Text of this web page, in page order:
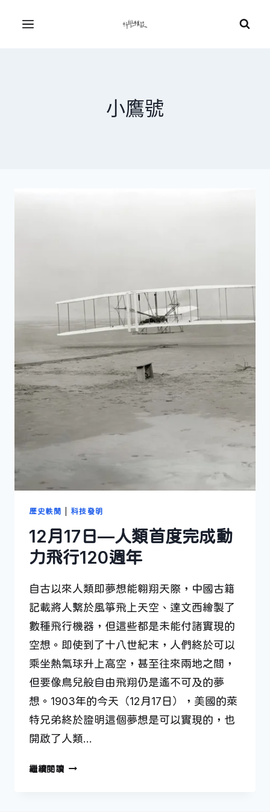
Menu
小鷹號
歷史軼聞 科技發明
12月17日—人類首度完成動
力飛行120週年
自古以來人類即夢想能翱翔天際，中國古籍
記載將人繫於風箏飛上天空、達文西繪製了
數種飛行機器，但這些都是未能付諸實現的
空想。即使到了十八世紀末，人們終於可以
乘坐熱氣球升上高空，甚至往來兩地之間，
但要像鳥兒般自由飛翔仍是遙不可及的夢
想。1903年的今天（12月17日），美國的萊
特兄弟終於證明這個夢想是可以實現的，也
開啟了人類…
繼續閱讀12